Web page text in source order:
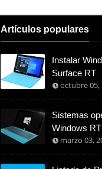
Artículos populares
Instalar
Surface RT
octubre 05,
Sistemas
Windows
marzo 03,